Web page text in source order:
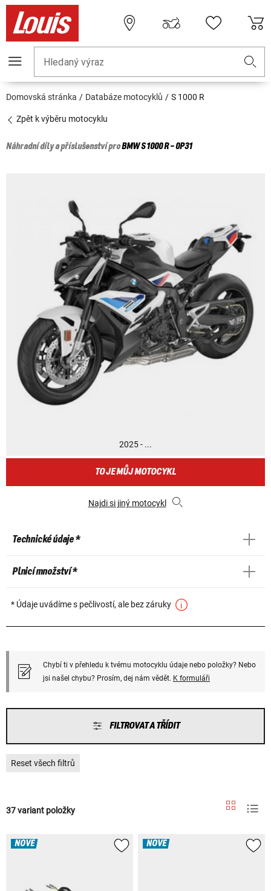
Hledaný výraz
Domovská stránka Databáze motocyklů S 1000 R
Zpět k výběru motocyklu
Náhradní díly a příslušenství proBMWS 1000 R - 0P31
2025 - ...
TO JE MŮJ MOTOCYKL
Najdi si jiný motocykl
Technické údaje *
Plnicí množství *
* Údaje uvádíme s pečlivostí, ale bez záruky
Chybí ti v přehledu k tvému motocyklu údaje nebo položky? Nebo
jsi našel chybu? Prosím, dej nám vědět. K formuláři
FILTROVAT A TŘÍDIT
Reset všech filtrů
37 variant položky
NOVÉ NOVÉ